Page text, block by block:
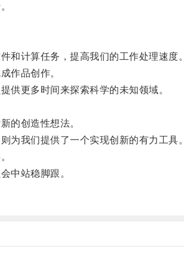
计算任务，提高我们的工作处理速度。
作品创作。
更多时间来探索科学的未知领域。
的创造性想法。
我们提供了一个实现创新的有力工具。
中站稳脚跟。